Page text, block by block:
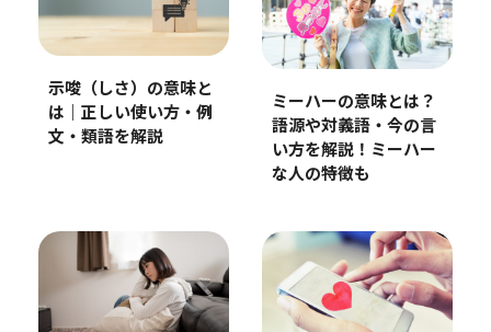
示唆（しさ）の意味と
は｜正しい使い方・例
文・類語を解説
ミーハーの意味とは？
語源や対義語・今の言
い方を解説！ミーハー
な人の特徴も